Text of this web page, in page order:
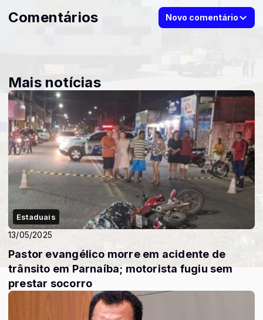
Comentários Novo comentário
Mais notícias
Estaduais
13/05/2025
Pastor evangélico morre em acidente de
trânsito em Parnaíba; motorista fugiu sem
prestar socorro